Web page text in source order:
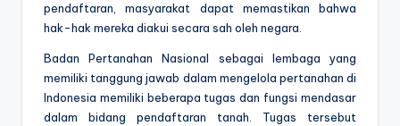
pendaftaran, masyarakat dapat memastikan bahwa
hak-hak mereka diakui secara sah oleh negara.
Badan Pertanahan Nasional sebagai lembaga yang
memiliki tanggung jawab dalam mengelola pertanahan di
Indonesia memiliki beberapa tugas dan fungsi mendasar
dalam bidang pendaftaran tanah. Tugas tersebut